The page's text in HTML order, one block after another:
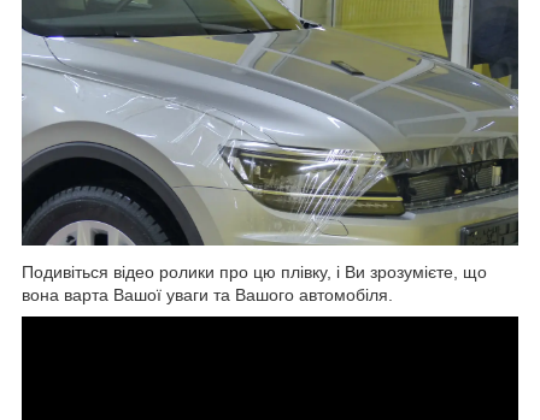
Подивіться відео ролики про цю плівку, і Ви зрозумієте, що
вона варта Вашої уваги та Вашого автомобіля.